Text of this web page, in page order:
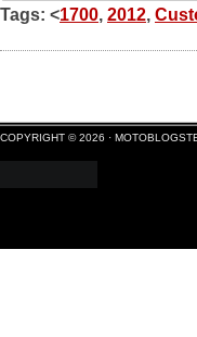
Tags: <1700, 2012,
COPYRIGHT © 2026 ·